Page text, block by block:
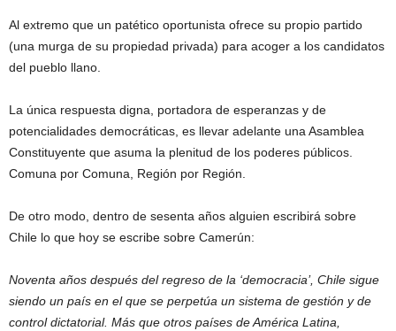
Al extremo que un patético oportunista ofrece su propio partido
(una murga de su propiedad privada) para acoger a los candidatos
del pueblo llano.
La única respuesta digna, portadora de esperanzas y de
potencialidades democráticas, es llevar adelante una Asamblea
Constituyente que asuma la plenitud de los poderes públicos.
Comuna por Comuna, Región por Región.
De otro modo, dentro de sesenta años alguien escribirá sobre
Chile lo que hoy se escribe sobre Camerún:
Noventa años después del regreso de la ‘democracia’, Chile sigue
siendo un país en el que se perpetúa un sistema de gestión y de
control dictatorial. Más que otros países de América Latina,